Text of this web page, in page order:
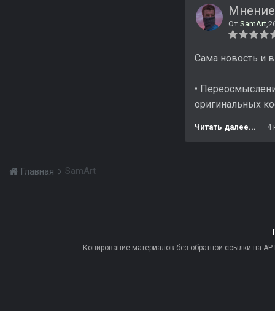
Мнение
От SamArt,
Сама новость и
•
оригинальных
Читать далее... 4
Главная SamArt
Копирование материалов без обратной ссылки на